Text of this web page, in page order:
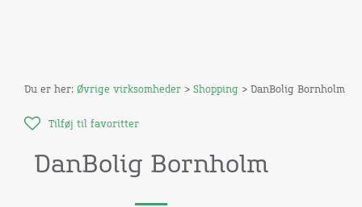
Du er her: Øvrige virksomheder > Shopping > DanBolig Bornholm
Tilføj til favoritter
DanBolig Bornholm